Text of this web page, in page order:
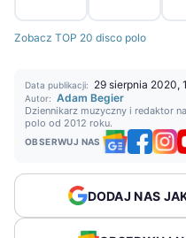
Zobacz TOP 20 disco polo
Data publikacji: 29 sierpnia 2020,
Autor: Adam Begier
Dziennikarz muzyczny i redaktor
polo od 2012 roku.
OBSERWUJ NAS
DODAJ NAS